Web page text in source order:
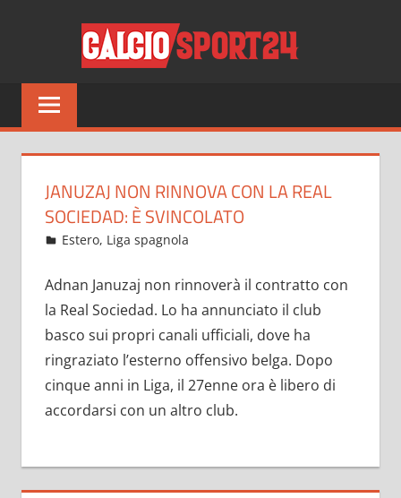
Tutto
sul
del
solo
JANUZAJ NON RINNOVA CON LA REAL
SOCIEDAD: È SVINCOLATO
Maggio 24, 2022
admin
Estero, Liga spagnola
Adnan Januzaj non rinnoverà il contratto con
la Real Sociedad. Lo ha annunciato il club
basco sui propri canali ufficiali, dove ha
ringraziato l’esterno offensivo belga. Dopo
cinque anni in Liga, il 27enne ora è libero di
accordarsi con un altro club.